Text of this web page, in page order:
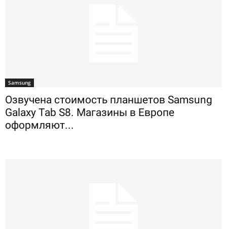
Samsung
Озвучена стоимость планшетов Samsung
Galaxy Tab S8. Магазины в Европе
оформляют...